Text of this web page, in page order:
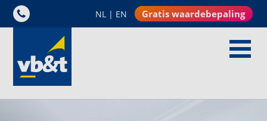
NL | EN Gratis waardebepaling